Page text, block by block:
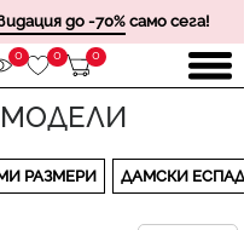
до -70% само сега!
0 0 0
МОДЕЛИ
РАЗМЕРИ ДАМСКИ